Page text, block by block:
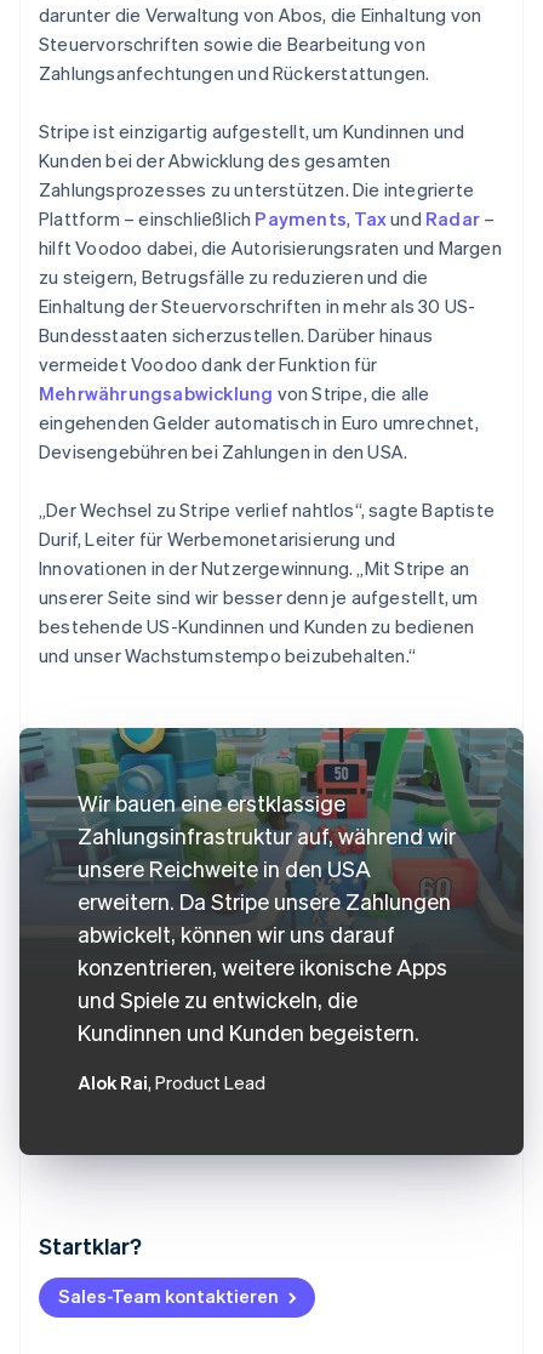
Startklar?
Sales-Team kontaktieren
darunter die Verwaltung von Abos, die Einhaltung von
Steuervorschriften sowie die Bearbeitung von
Zahlungsanfechtungen und Rückerstattungen.
Stripe ist einzigartig aufgestellt, um Kundinnen und
Kunden bei der Abwicklung des gesamten
Zahlungsprozesses zu unterstützen. Die integrierte
Plattform – einschließlich Payments, Taxund Radar –
hilft Voodoo dabei, die Autorisierungsraten und Margen
zu steigern, Betrugsfälle zu reduzieren und die
Einhaltung der Steuervorschriften in mehr als 30 US-
Bundesstaaten sicherzustellen. Darüber hinaus
vermeidet Voodoo dank der Funktion für
Mehrwährungsabwicklung von Stripe, die alle
eingehenden Gelder automatisch in Euro umrechnet,
Devisengebühren bei Zahlungen in den USA.
„Der Wechsel zu Stripe verlief nahtlos“, sagte Baptiste
Durif, Leiter für Werbemonetarisierung und
Innovationen in der Nutzergewinnung. „Mit Stripe an
unserer Seite sind wir besser denn je aufgestellt, um
bestehende US-Kundinnen und Kunden zu bedienen
und unser Wachstumstempo beizubehalten.“
Wir bauen eine erstklassige
Zahlungsinfrastruktur auf, während wir
unsere Reichweite in den USA
erweitern. Da Stripe unsere Zahlungen
abwickelt, können wir uns darauf
konzentrieren, weitere ikonische Apps
und Spiele zu entwickeln, die
Kundinnen und Kunden begeistern.
Alok Rai, Product Lead
Australien
Belgien
NederlandsFrançaisDeutschEnglish